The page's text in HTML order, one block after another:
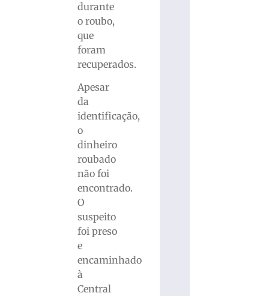
durante
o roubo,
que
foram
recuperados.
Apesar
da
identificação,
o
dinheiro
roubado
não foi
encontrado.
O
suspeito
foi preso
e
encaminhado
à
Central